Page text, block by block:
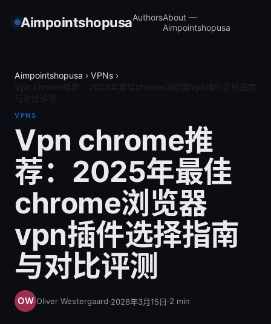
AimpointshopusaAuthorsAbout —
Aimpointshopusa
Aimpointshopusa › VPNs ›
VPNS
Vpn chrome推
荐：2025年最佳
chrome浏览器
vpn插件选择指南
与对比评测
Oliver Westergaard·2026年3月15日·2 min